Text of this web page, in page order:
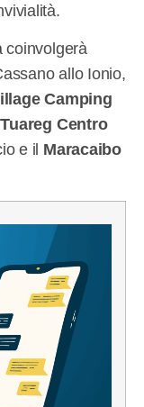
coinvolgerà
allo Ionio,
Camping
Tuareg Centro
e il Maracaibo